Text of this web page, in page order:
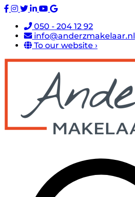
050 - 204 12 92
info@anderzmakelaar.nl
To our website ›